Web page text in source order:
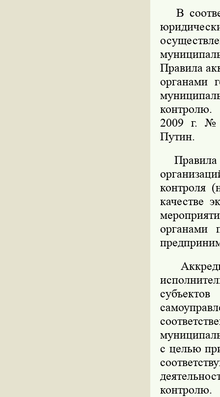
В
Правила
органами
контролю.
2009 г. №
Путин.
Правила
контроля
качестве
органами
с целью
контролю.